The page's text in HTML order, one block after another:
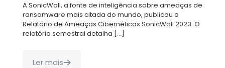
A SonicWall, a fonte de inteligência sobre ameaças de
ransomware mais citada do mundo, publicou o
Relatório de Ameaças Cibernéticas SonicWall 2023. O
relatório semestral detalha […]
Ler mais